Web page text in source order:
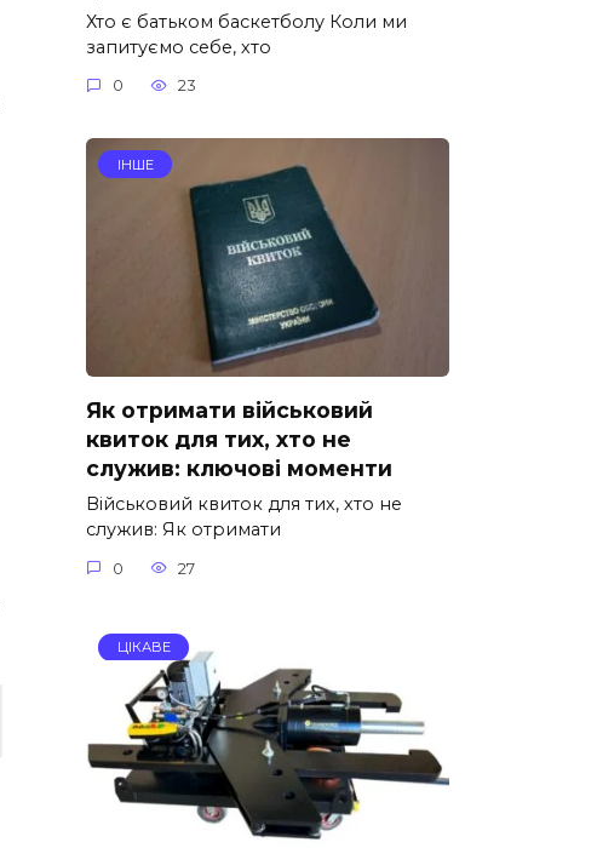
Хто є батьком баскетболу Коли ми
запитуємо себе, хто
0 23
ІНШЕ
Як отримати військовий
квиток для тих, хто не
служив: ключові моменти
Військовий квиток для тих, хто не
служив: Як отримати
0 27
ЦІКАВЕ